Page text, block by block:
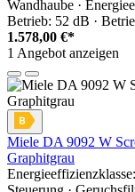
Wandhaube ·
Betrieb: 52 dB ·
1.578,00 €*
1 Angebot anzeigen
Miele DA 9092 W
Graphitgrau